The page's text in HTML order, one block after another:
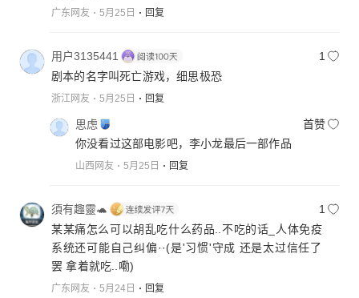
广东网友 5月25日 回复
用户3135441
1
剧本的名字叫死亡游戏，细思极恐
浙江网友 5月25日 回复
思虑
首赞
你没看过这部电影吧，李小龙最后一部作品
山西网友 5月25日 回复
須有趣靈🐢
1
某某痛怎么可以胡乱吃什么药品..不吃的话_人体免疫
系统还可能自己纠偏··(是'习惯'守成 还是太过信任了
罢 拿着就吃..嘞)
广东网友 5月24日 回复